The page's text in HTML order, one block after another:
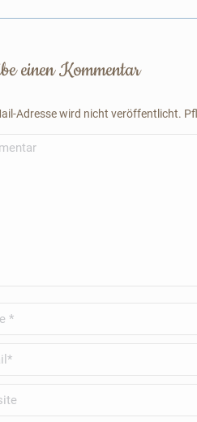
einen Kommentar
Adresse wird nicht veröffentlicht.